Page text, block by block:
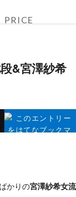
PRICE
&宮澤紗希
かりの宮澤紗希女流